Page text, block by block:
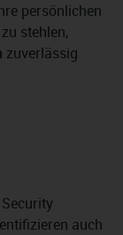
persönlichen
stehlen,
zuverlässig
Security
auch